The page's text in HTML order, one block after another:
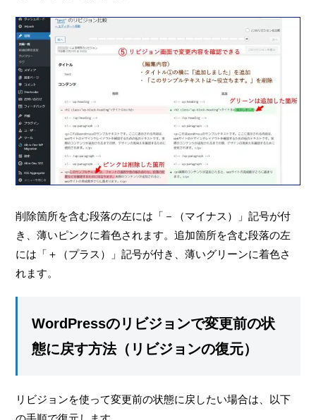
削除箇所を含む段落の左には「－（マイナス）」記号が付
き、薄いピンクに着色されます。追加箇所を含む段落の左
には「＋（プラス）」記号が付き、薄いグリーンに着色さ
れます。
WordPressのリビジョンで変更前の状
態に戻す方法（リビジョンの復元）
リビジョンを使って変更前の状態に戻したい場合は、以下